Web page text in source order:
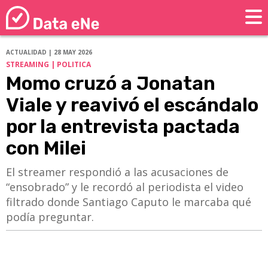
ACTUALIDAD | 28 MAY 2026
STREAMING | POLITICA
Momo cruzó a Jonatan
Viale y reavivó el escándalo
por la entrevista pactada
con Milei
El streamer respondió a las acusaciones de
“ensobrado” y le recordó al periodista el video
filtrado donde Santiago Caputo le marcaba qué
podía preguntar.